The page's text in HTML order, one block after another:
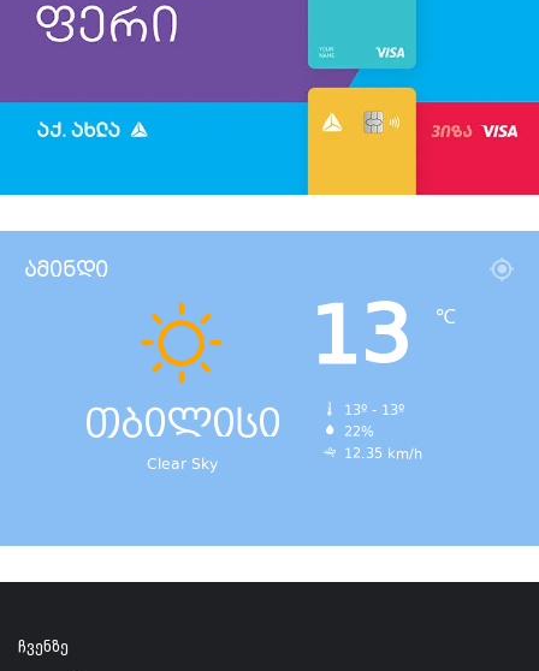
ამინდი
თბილისი
Clear Sky
13 ℃
13º - 13º
22%
12.35 km/h
ჩვენზე